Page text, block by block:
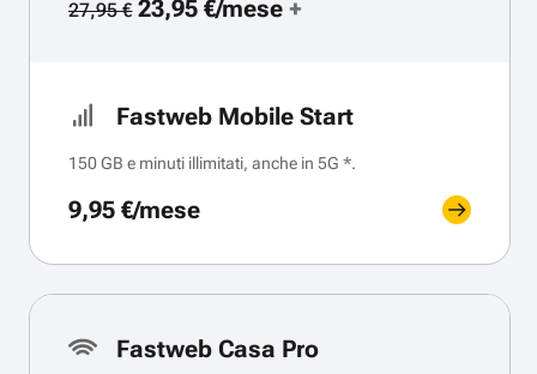
27,95 €23,95 €/mese+
Fastweb Mobile Start
150 GB e minuti illimitati, anche in 5G *.
9,95 €/mese
Fastweb Casa Pro